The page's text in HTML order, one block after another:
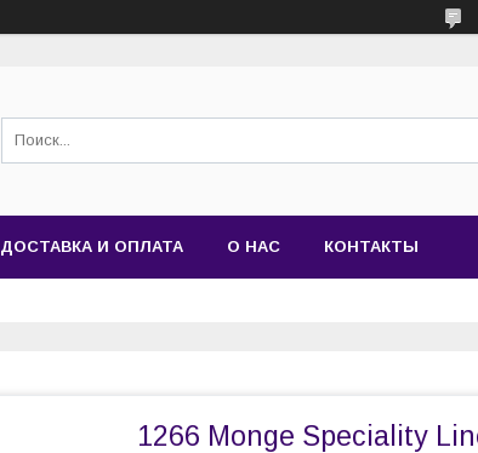
ДОСТАВКА И ОПЛАТА О НАС КОНТАКТЫ
1266 Monge Speciality